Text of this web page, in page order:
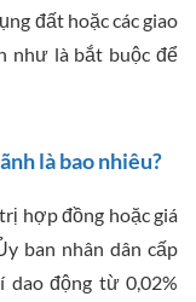
đất hoặc các giao
như là bắt buộc để
là bao nhiêu?
hợp đồng hoặc giá
ban nhân dân cấp
dao động từ 0,02%